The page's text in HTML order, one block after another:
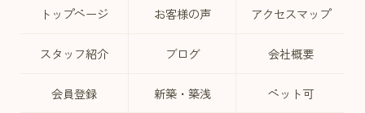
トップページ お客様の声 アクセスマップ
スタッフ紹介 ブログ 会社概要
会員登録 新築・築浅 ペット可